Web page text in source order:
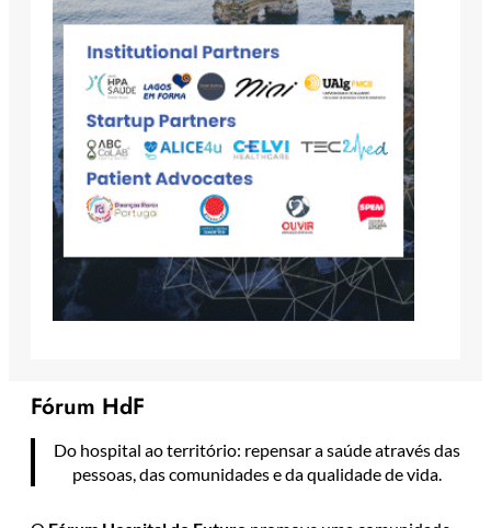
Fórum HdF
Do hospital ao território: repensar a saúde através das
pessoas, das comunidades e da qualidade de vida.